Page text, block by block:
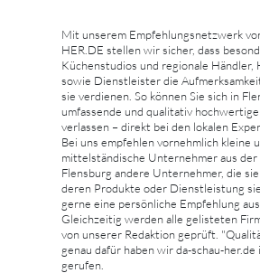
Mit unserem Empfehlungsnetzwerk
HER.DE stellen wir sicher, dass
Küchenstudios und regionale Händler,
sowie Dienstleister die
sie verdienen. So können Sie sich in
umfassende und qualitativ
verlassen – direkt bei den lokalen
Bei uns empfehlen vornehmlich kleine
mittelständische Unternehmer aus der
Flensburg andere Unternehmer, die
deren Produkte oder Dienstleistung
gerne eine persönliche Empfehlung
Gleichzeitig werden alle gelisteten
von unserer Redaktion geprüft.
genau dafür haben wir da-schau-her.de
gerufen.